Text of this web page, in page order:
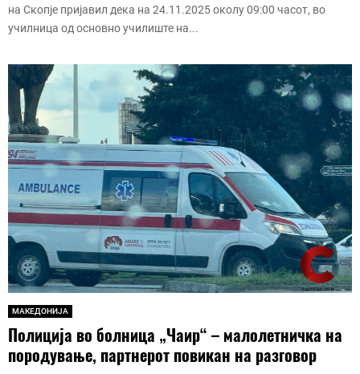
на Скопје пријавил дека на 24.11.2025 околу 09:00 часот, во
училница од основно училиште на...
МАКЕДОНИЈА
Полиција во болница „Чаир“ – малолетничка на
породување, партнерот повикан на разговор